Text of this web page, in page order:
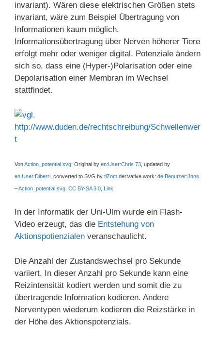
invariant). Wären diese elektrischen Größen stets
invariant, wäre zum Beispiel Übertragung von
Informationen kaum möglich.
Informationsübertragung über Nerven höherer Tiere
erfolgt mehr oder weniger digital. Potenziale ändern
sich so, dass eine (Hyper-)Polarisation oder eine
Depolarisation einer Membran im Wechsel
stattfindet.
VonAction_potential.svg: Original by en:User:Chris 73 , updated by
en:User:Diberri , converted to SVG by tiZom derivative work: de:Benutzer:Jnns
–Action_potential.svg CC BY-SA 3.0 Link
In der Informatik der Uni-Ulm wurde ein Flash-
Video erzeugt, das die Entstehung von
Aktionspotienzialen veranschaulicht.
Die Anzahl der Zustandswechsel pro Sekunde
variiert. In dieser Anzahl pro Sekunde kann eine
Reizintensität kodiert werden und somit die zu
übertragende Information kodieren. Andere
Nerventypen wiederum kodieren die Reizstärke in
der Höhe des Aktionspotenzials.